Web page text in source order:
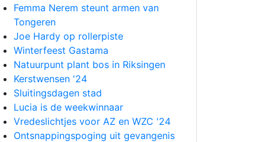
Femma Nerem steunt armen van
Tongeren
Joe Hardy op rollerpiste
Winterfeest Gastama
Natuurpunt plant bos in Riksingen
Kerstwensen '24
Sluitingsdagen stad
Lucia is de weekwinnaar
Vredeslichtjes voor AZ en WZC '24
Ontsnappingspoging uit gevangenis